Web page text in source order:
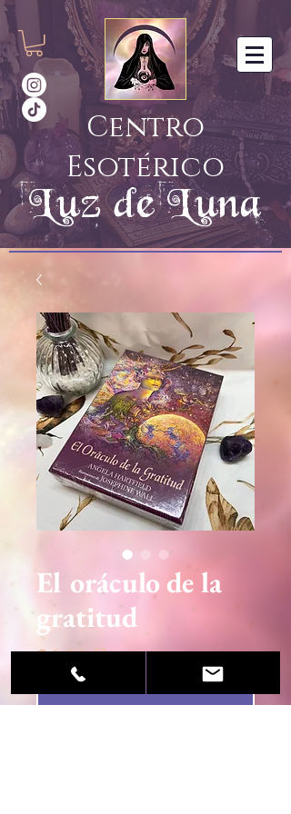
Centro
Esotérico
Luz de Luna
El oráculo de la
gratitud
26,00 €Precio